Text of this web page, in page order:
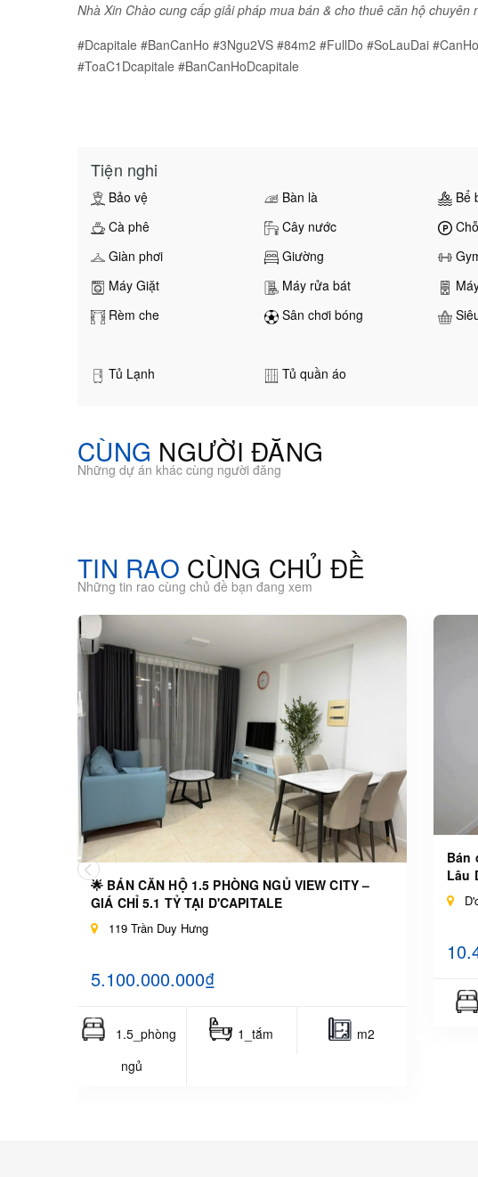
Nhà Xin Chào cung cấp giải pháp mua bán & cho thuê căn hộ
#Dcapitale #BanCanHo #3Ngu2VS #84m2 #FullDo #SoLauDai
#ToaC1Dcapitale #BanCanHoDcapitale
Tiện nghi
Bảo vệ Bàn là Bể
Cà phê
Cây nước
Giàn phơi
Giường
Máy Giặt
Máy rửa bát
Rèm che
Sân chơi bóng
Tủ Lạnh
Tủ quần áo
CÙNG NGƯỜI ĐĂNG
Những dự án khác cùng người đăng
TIN RAO CÙNG CHỦ ĐỀ
Những tin rao cùng chủ đề bạn đang xem
🌟 BÁN CĂN HỘ 1.5 PHÒNG NGỦ VIEW CITY –
GIÁ CHỈ 5.1 TỶ TẠI D'CAPITALE
119 Trần Duy Hưng
5.100.000.000₫
1.5_phòng
ngủ
1_tắm m2
Bán
Lâu